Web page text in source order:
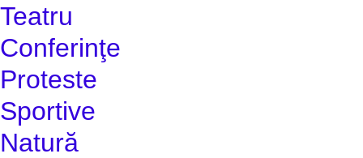
Teatru
Conferinţe
Proteste
Sportive
Natură